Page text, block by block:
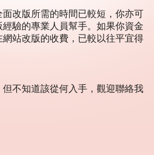
改版所需的時間已較短，你亦可
驗的專業人員幫手。如果你資金
站改版的收費，已較以往平宜得
不知道該從何入手，觀迎聯絡我